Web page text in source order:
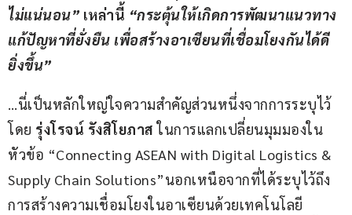
ไม่แน่นอน” เหล่านี้ “กระตุ้นให้เกิดการพัฒนาแนวทาง
แก้ปัญหาที่ยั่งยืน เพื่อสร้างอาเซียนที่เชื่อมโยงกันได้ดี
ยิ่งขึ้น”
…นี่เป็นหลักใหญ่ใจความสำคัญส่วนหนึ่งจากการระบุไว้
โดย รุ่งโรจน์ รังสิโยภาส ในการแลกเปลี่ยนมุมมองใน
หัวข้อ “Connecting ASEAN with Digital Logistics &
Supply Chain Solutions”นอกเหนือจากที่ได้ระบุไว้ถึง
การสร้างความเชื่อมโยงในอาเซียนด้วยเทคโนโลยี